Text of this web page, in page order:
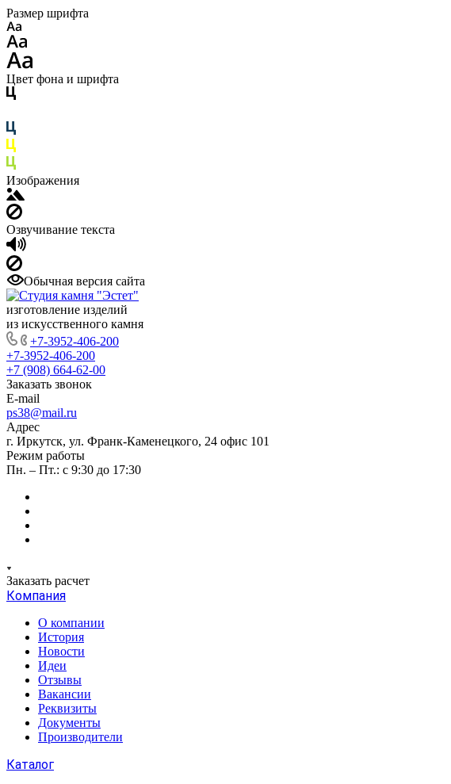
Размер шрифта
Цвет фона и шрифта
Изображения
Озвучивание текста
Обычная версия сайта
изготовление изделий
из искусственного камня
+7-3952-406-200
+7-3952-406-200
+7 (908) 664-62-00
Заказать звонок
E-mail
ps38@mail.ru
Адрес
г. Иркутск, ул. Франк-Каменецкого, 24 офис 101
Режим работы
Пн. – Пт.: с 9:30 до 17:30
Заказать расчет
Компания
О компании
История
Новости
Идеи
Отзывы
Вакансии
Реквизиты
Документы
Производители
Каталог